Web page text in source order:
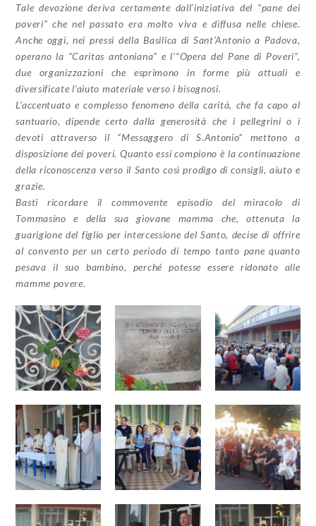
Tale devozione deriva certamente dall’iniziativa del “pane dei
poveri” che nel passato era molto viva e diffusa nelle chiese.
Anche oggi, nei pressi della Basilica di Sant’Antonio a Padova,
operano la “Caritas antoniana” e l’“Opera del Pane di Poveri”,
due organizzazioni che esprimono in forme più attuali e
diversificate l’aiuto materiale verso i bisognosi.
L’accentuato e complesso fenomeno della carità, che fa capo al
santuario, dipende certo dalla generosità che i pellegrini o i
devoti attraverso il “Messaggero di S.Antonio” mettono a
disposizione dei poveri. Quanto essi compiono è la continuazione
della riconoscenza verso il Santo così prodigo di consigli, aiuto e
grazie.
Basti ricordare il commovente episodio del miracolo di
Tommasino e della sua giovane mamma che, ottenuta la
guarigione del figlio per intercessione del Santo, decise di offrire
al convento per un certo periodo di tempo tanto pane quanto
pesava il suo bambino, perché potesse essere ridonato alle
mamme povere.